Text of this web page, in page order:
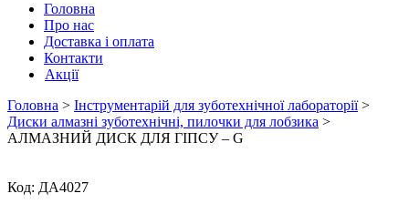
Головна
Про нас
Доставка і оплата
Контакти
Акції
Головна > Інструментарій для зуботехнічної лабораторії>
Диски алмазні зуботехнічні, пилочки для лобзика >
АЛМАЗНИЙ ДИСК ДЛЯ ГІПСУ – G
Код: ДА4027